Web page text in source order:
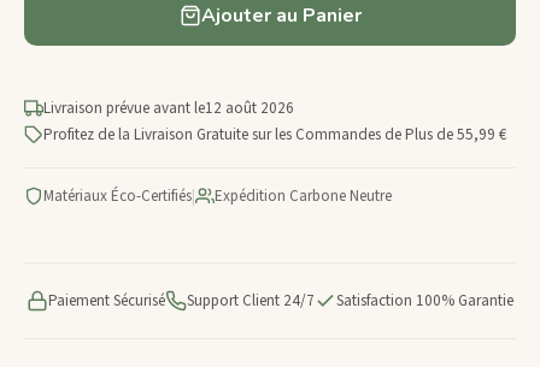
Ajouter au Panier
Livraison prévue avant le12 août 2026
Profitez de la Livraison Gratuite sur les Commandes de Plus de 55,99 €
Matériaux Éco-Certifiés| Expédition Carbone Neutre
Paiement Sécurisé Support Client 24/7 Satisfaction 100% Garantie